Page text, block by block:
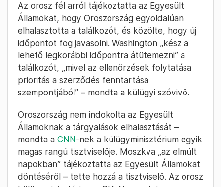
Az orosz fél arról tájékoztatta az Egyesült
Államokat, hogy Oroszország egyoldalúan
elhalasztotta a találkozót, és közölte, hogy új
időpontot fog javasolni. Washington „kész a
lehető legkorábbi időpontra átütemezni” a
találkozót, „mivel az ellenőrzések folytatása
prioritás a szerződés fenntartása
szempontjából” – mondta a külügyi szóvivő.
Oroszország nem indokolta az Egyesült
Államoknak a tárgyalások elhalasztását –
mondta a CNN-nek a külügyminisztérium egyik
magas rangú tisztviselője. Moszkva „az elmúlt
napokban” tájékoztatta az Egyesült Államokat
döntéséről – tette hozzá a tisztviselő. Az orosz